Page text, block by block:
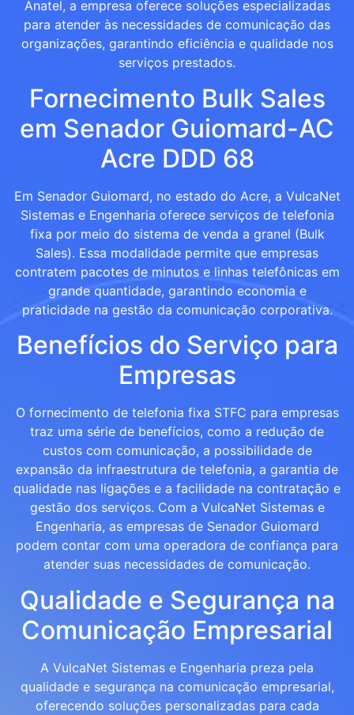
Anatel, a empresa oferece soluções especializadas
para atender às necessidades de comunicação das
organizações, garantindo eficiência e qualidade nos
serviços prestados.
Fornecimento Bulk Sales
em Senador Guiomard-AC
Acre DDD 68
Em Senador Guiomard, no estado do Acre, a VulcaNet
Sistemas e Engenharia oferece serviços de telefonia
fixa por meio do sistema de venda a granel (Bulk
Sales). Essa modalidade permite que empresas
contratem pacotes de minutos e linhas telefônicas em
grande quantidade, garantindo economia e
praticidade na gestão da comunicação corporativa.
Benefícios do Serviço para
Empresas
O fornecimento de telefonia fixa STFC para empresas
traz uma série de benefícios, como a redução de
custos com comunicação, a possibilidade de
expansão da infraestrutura de telefonia, a garantia de
qualidade nas ligações e a facilidade na contratação e
gestão dos serviços. Com a VulcaNet Sistemas e
Engenharia, as empresas de Senador Guiomard
podem contar com uma operadora de confiança para
atender suas necessidades de comunicação.
Qualidade e Segurança na
Comunicação Empresarial
A VulcaNet Sistemas e Engenharia preza pela
qualidade e segurança na comunicação empresarial,
oferecendo soluções personalizadas para cada